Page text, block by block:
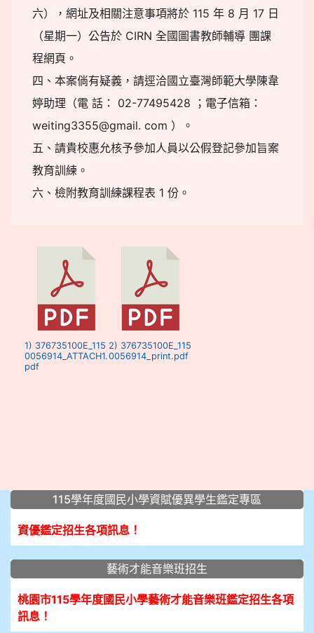
六），網址及相關注意事項將於 115 年 8 月 17 日
（星期一）公告於 CIRN 全國圖書教師輔導 團課
程網頁。
四、本案倘有疑義，請逕洽國立臺灣師範大學陳韋
婷助理（電 話： 02-77495428 ；電子信箱：
weiting3355@gmail. com ）。
五、請貴校惠允核予參加人員以公假登記參加旨案
教育訓練。
六、檢附教育訓練課程表 1 份。
1) 376735100E_115
0056914_ATTACH1.
pdf
2) 376735100E_115
0056914_print.pdf
::: 115學年度國民小學資賦優異學生鑑定專區
資優鑑定招生各項訊息！
藝術才能音樂班招生
桃園市115學年度國民小學藝術才能音樂班鑑定招生各項
訊息！